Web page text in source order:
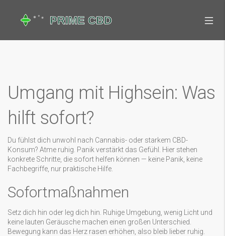
Umgang mit Highsein: Was
hilft sofort?
Du fühlst dich unwohl nach Cannabis- oder starkem CBD-
Konsum? Atme ruhig. Panik verstärkt das Gefühl. Hier stehen
konkrete Schritte, die sofort helfen können — keine Panik, keine
Fachbegriffe, nur praktische Hilfe.
Sofortmaßnahmen
Setz dich hin oder leg dich hin. Ruhige Umgebung, wenig Licht und
keine lauten Geräusche machen einen großen Unterschied.
Bewegung kann das Herz rasen erhöhen, also bleib lieber ruhig.